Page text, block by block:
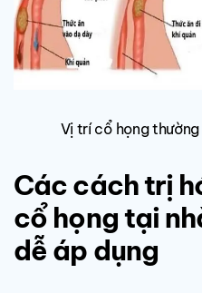
Vị trí cổ họng
Các cách trị
cổ họng tại
dễ áp dụng